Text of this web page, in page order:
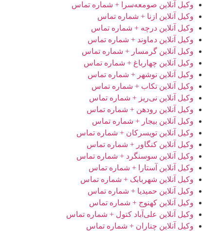
وکیل آنلاین صومعه‌سرا + شماره تماس
وکیل آنلاین ازنا + شماره تماس
وکیل آنلاین درچه + شماره تماس
وکیل آنلاین دماوند + شماره تماس
وکیل آنلاین گرمسار + شماره تماس
وکیل آنلاین چهارباغ + شماره تماس
وکیل آنلاین نوشهر + شماره تماس
وکیل آنلاین تکاب + شماره تماس
وکیل آنلاین نی‌ریز + شماره تماس
وکیل آنلاین رودهن + شماره تماس
وکیل آنلاین بیجار + شماره تماس
وکیل آنلاین تویسرکان + شماره تماس
وکیل آنلاین کنگاور + شماره تماس
وکیل آنلاین سوسنگرد + شماره تماس
وکیل آنلاین آستارا + شماره تماس
وکیل آنلاین شهربابک + شماره تماس
وکیل آنلاین حمیدیا + شماره تماس
وکیل آنلاین کهنوج + شماره تماس
وکیل آنلاین علی‌آباد کتول + شماره تماس
وکیل آنلاین چناران + شماره تماس